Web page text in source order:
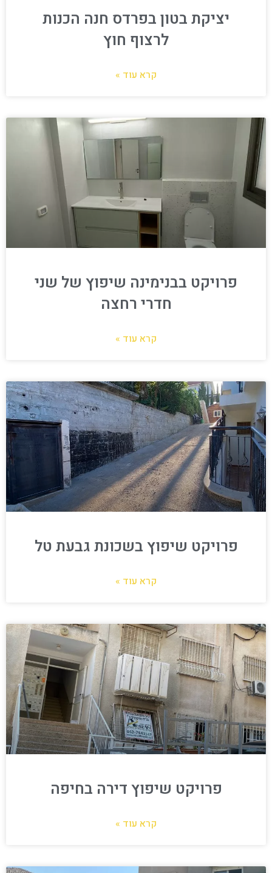
יציקת בטון בפרדס חנה הכנות
לרצוף חוץ
קרא עוד »
פרויקט בבנימינה שיפוץ של שני
חדרי רחצה
קרא עוד »
פרויקט שיפוץ בשכונת גבעת טל
קרא עוד »
פרויקט שיפוץ דירה בחיפה
קרא עוד »